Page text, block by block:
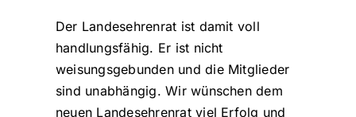
Der Landesehrenrat ist damit voll
handlungsfähig. Er ist nicht
weisungsgebunden und die Mitglieder
sind unabhängig. Wir wünschen dem
neuen Landesehrenrat viel Erfolg und